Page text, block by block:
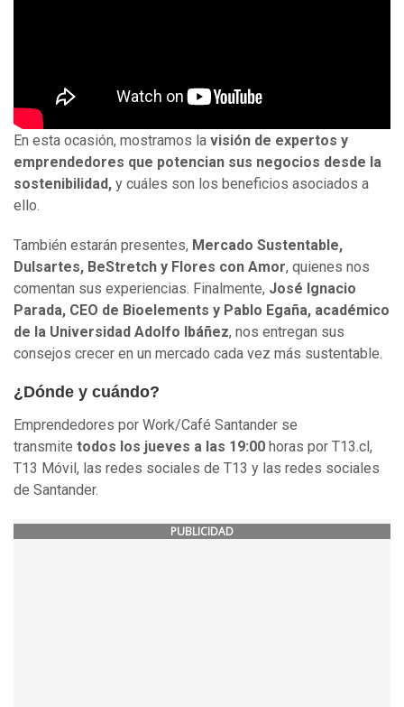
En esta ocasión, mostramos la visión de expertos y
emprendedores que potencian sus negocios desde la
sostenibilidad, y cuáles son los beneficios asociados a
ello.
También estarán presentes, Mercado Sustentable,
Dulsartes, BeStretch y Flores con Amor, quienes nos
comentan sus experiencias. Finalmente, José Ignacio
Parada, CEO de Bioelements y Pablo Egaña, académico
de la Universidad Adolfo Ibáñez, nos entregan sus
consejos crecer en un mercado cada vez más sustentable.
¿Dónde y cuándo?
Emprendedores por Work/Café Santander se
transmite todos los jueves a las 19:00 horas por T13.cl,
T13 Móvil, las redes sociales de T13 y las redes sociales
de Santander.
PUBLICIDAD